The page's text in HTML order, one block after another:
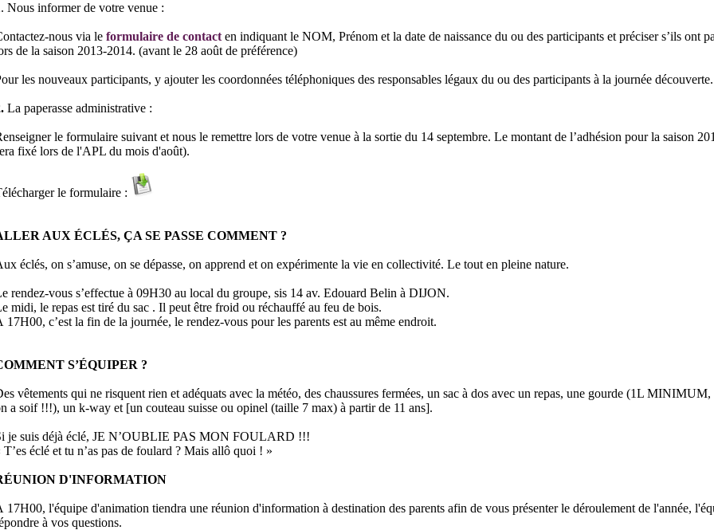
. Nous informer de votre venue :
nous via le formulaire de contact en indiquant le NOM, Prénom et la date de naissance du ou des participants et préciser s’ils ont
de la saison 2013-2014. (avant le 28 août de préférence)
les nouveaux participants, y ajouter les coordonnées téléphoniques des responsables légaux du ou des participants à la journée découverte.
La paperasse administrative :
le formulaire suivant et nous le remettre lors de votre venue à la sortie du 14 septembre. Le montant de l’adhésion pour la saison
fixé lors de l'APL du mois d'août).
le formulaire :
AUX ÉCLÉS, ÇA SE PASSE COMMENT ?
éclés, on s’amuse, on se dépasse, on apprend et on expérimente la vie en collectivité. Le tout en pleine nature.
rendez-vous s’effectue à 09H30 au local du groupe, sis 14 av. Edouard Belin à DIJON.
midi, le repas est tiré du sac . Il peut être froid ou réchauffé au feu de bois.
17H00, c’est la fin de la journée, le rendez-vous pour les parents est au même endroit.
S’ÉQUIPER ?
vêtements qui ne risquent rien et adéquats avec la météo, des chaussures fermées, un sac à dos avec un repas, une gourde (1L MINIMUM,
a soif !!!), un k-way et [un couteau suisse ou opinel (taille 7 max) à partir de 11 ans].
je suis déjà éclé, JE N’OUBLIE PAS MON FOULARD !!!
T’es éclé et tu n’as pas de foulard ? Mais allô quoi ! »
D'INFORMATION
17H00, l'équipe d'animation tiendra une réunion d'information à destination des parents afin de vous présenter le déroulement de l'année,
à vos questions.